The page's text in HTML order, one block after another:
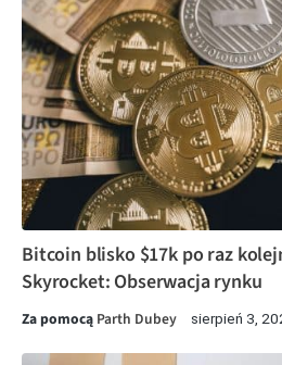
Bitcoin blisko $17k po raz
Skyrocket: Obserwacja rynku
Za pomocą Parth Dubey sierpień 3,